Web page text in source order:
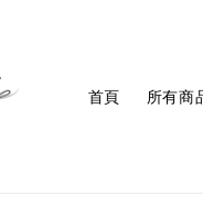
首頁 所有商